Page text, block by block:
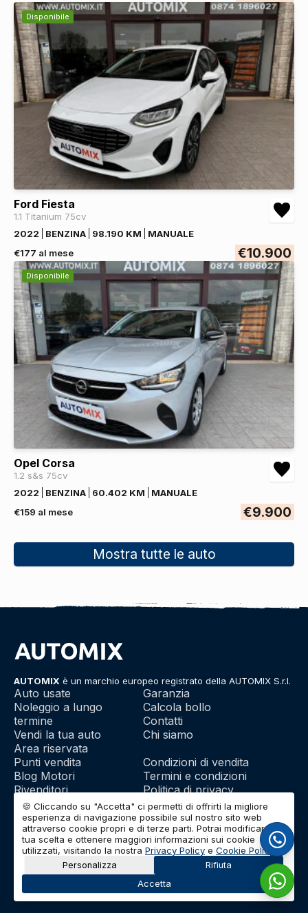
Disponibile
Ford Fiesta
1.1 Titanium 75cv
2022
BENZINA 98.190 KM
MANUALE
€177 al mese
€10.900
Disponibile
Opel Corsa
1.2 s&s 75cv
2022
BENZINA 60.402 KM
MANUALE
€159 al mese
€9.900
Mostra tutte le auto
AUTOMIX è un marchio europeo registrato della AUTOMIX S.r.l.
Auto usate
Noleggio a lungo
termine
Vendi la tua auto
Area riservata
Garanzia
Calcola bollo
Contatti
Chi siamo
Punti vendita
Blog Motori
Rivenditori
Franchising
Condizioni di vendita
Termini e condizioni
Politica di privacy
Utilizzo dei cookie
© 2026 | AUTOMIX S.r.l. | Partita IVA: IT01732290703 | Capitale
Sociale: Euro 10.000 i.v.
🍪 Cliccando su "Accetta" ci permetti di offrirti la migliore
esperienza di navigazione possibile sul nostro sito web
attraverso cookie propri e di terze parti. Potrai modificare la
tua scelta e ottenere maggiori informazioni sui cookie
utilizzati, visitando la nostra Privacy Policy e Cookie Policy.
Personalizza
Rifiuta
Accetta